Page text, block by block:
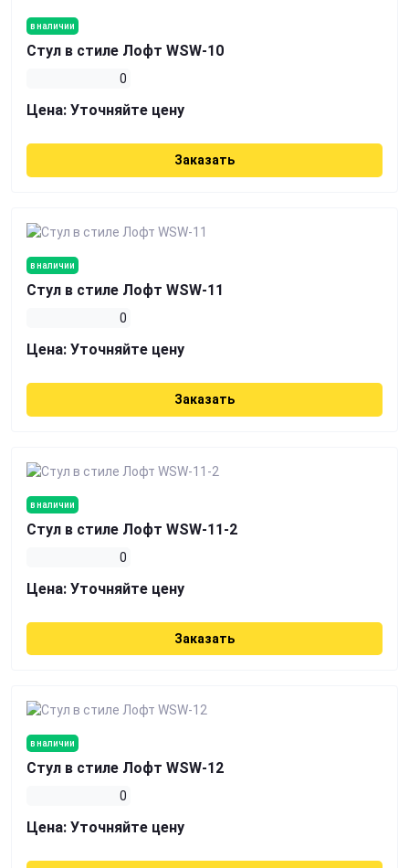
в наличии
Стул в стиле Лофт WSW-10
0
Цена: Уточняйте цену
Заказать
в наличии
Стул в стиле Лофт WSW-11
0
Цена: Уточняйте цену
Заказать
в наличии
Стул в стиле Лофт WSW-11-2
0
Цена: Уточняйте цену
Заказать
в наличии
Стул в стиле Лофт WSW-12
0
Цена: Уточняйте цену